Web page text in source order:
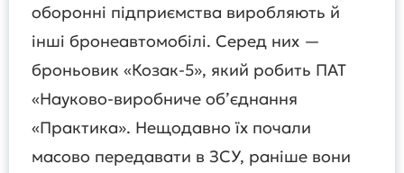
оборонні підприємства виробляють й
інші бронеавтомобілі. Серед них —
броньовик «Козак-5», який робить ПАТ
«Науково-виробниче об’єднання
«Практика». Нещодавно їх почали
масово передавати в ЗСУ, раніше вони